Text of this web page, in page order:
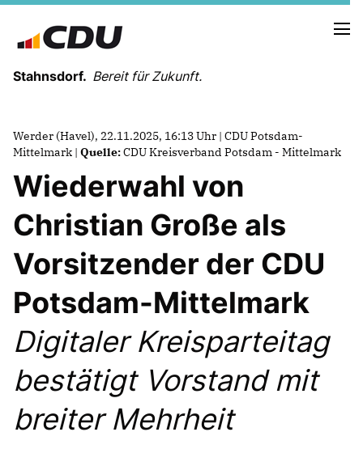
Stahnsdorf. Bereit für Zukunft.
NEUES AUS DER GEMEINDEVERTRETUNG
PRESSEARBEIT
Werder (Havel), 22.11.2025, 16:13 Uhr | CDU Potsdam-
Mittelmark | Quelle:CDU Kreisverband Potsdam - Mittelmark
Wiederwahl von
Christian Große als
Vorsitzender der CDU
Potsdam-Mittelmark
Digitaler Kreisparteitag
bestätigt Vorstand mit
breiter Mehrheit